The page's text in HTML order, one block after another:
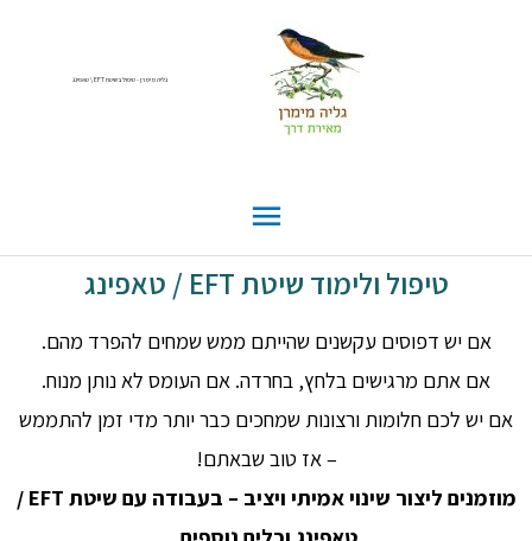
גליה מימרן - טיפול בשיטת EFT \ טאפינג
טיפול ולימוד שיטת EFT / טאפינג
אם יש דפוסים עקשנים שהייתם ממש שמחים להפרד מהם.
אם אתם מרגישים בלחץ, בחרדה. אם העומס לא נותן מנוח.
אם יש לכם חלומות ורצונות שמחכים כבר יותר מדי זמן להתממש
– אז טוב שבאתם!
מוזמנים ליצור שינוי אמיתי ויציב – בעבודה עם שיטת EFT /